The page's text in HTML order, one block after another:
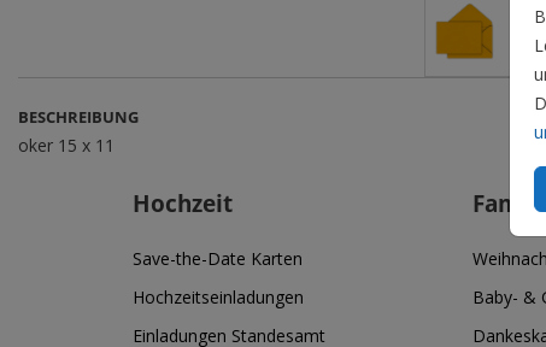
BESCHREIBUNG
oker 15 x 11
Hochzeit
Save-the-Date Karten
Hochzeitseinladungen
Einladungen Standesamt
Baby- &